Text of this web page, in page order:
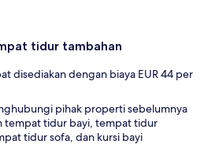
tidur tambahan
disediakan dengan biaya EUR 44 per
pihak properti sebelumnya
tempat tidur bayi, tempat tidur
tidur sofa, dan kursi bayi